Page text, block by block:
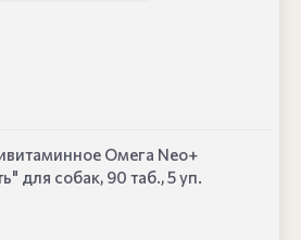
Омега Neo+
для собак, 90 таб., 5 уп.